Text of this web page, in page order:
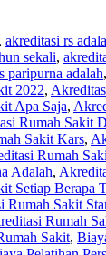
, akreditasi rs
sekali,
paripurna adalah,
2022,
Apa Saja,
Rumah Sakit
Sakit Kars,
Rumah
Adalah,
Setiap Berapa
Rumah Sakit
Rumah
Sakit,